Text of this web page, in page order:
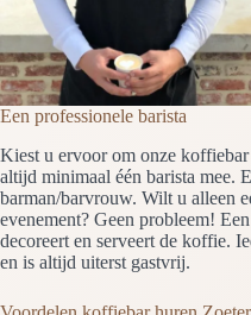
Een professionele barista
Kiest u ervoor om onze
altijd minimaal één barista mee.
barman/barvrouw. Wilt u alleen
evenement? Geen probleem!
decoreert en serveert de koffie.
en is altijd uiterst gastvrij.